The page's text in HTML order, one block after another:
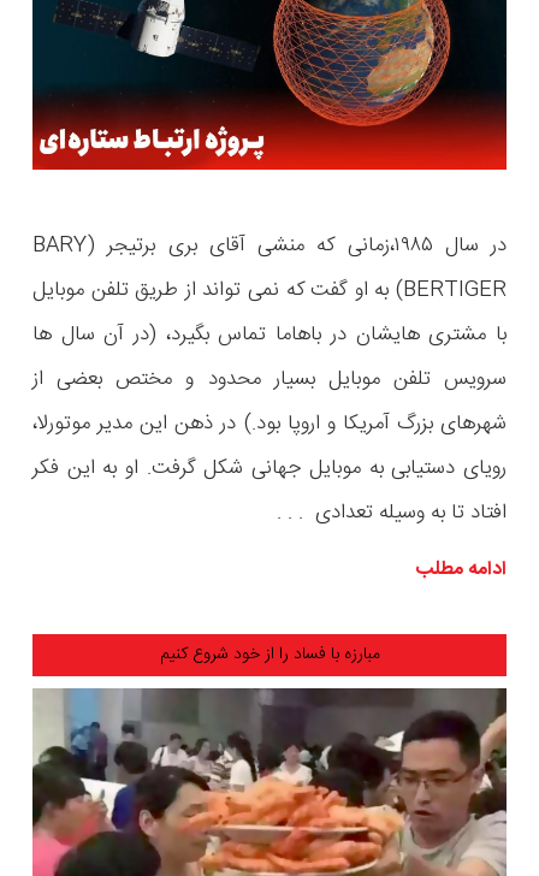
در سال ۱۹۸۵،زمانی که منشی آقای بری برتیجر (BARY
BERTIGER) به او گفت که نمی تواند از طریق تلفن موبایل
با مشتری هایشان در باهاما تماس بگیرد، (در آن سال ها
سرویس تلفن موبایل بسیار محدود و مختص بعضی از
شهرهای بزرگ آمریکا و اروپا بود.) در ذهن این مدیر موتورلا،
رویای دستیابی به موبایل جهانی شکل گرفت. او به این فکر
افتاد تا به وسیله تعدادی . . .
ادامه مطلب
مبارزه با فساد را از خود شروع کنیم